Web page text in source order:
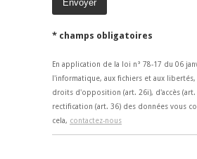
* champs obligatoires
En application de la loi n° 78-17 du 06
l'informatique, aux fichiers et aux
droits d'opposition (art. 26i), d'accès (art.
rectification (art. 36) des données vous
cela, contactez-nous